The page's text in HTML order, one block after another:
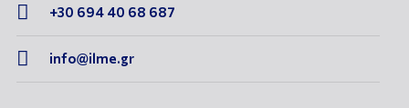
 +30 694 40 68 687
 info@ilme.gr